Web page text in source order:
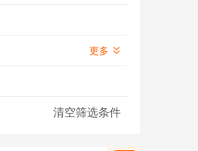
更多
清空筛选条件